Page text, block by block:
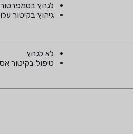
לגהץ בטמפרטורה
גיהוץ בקיטור
לא לגהץ
טיפול בקיטור